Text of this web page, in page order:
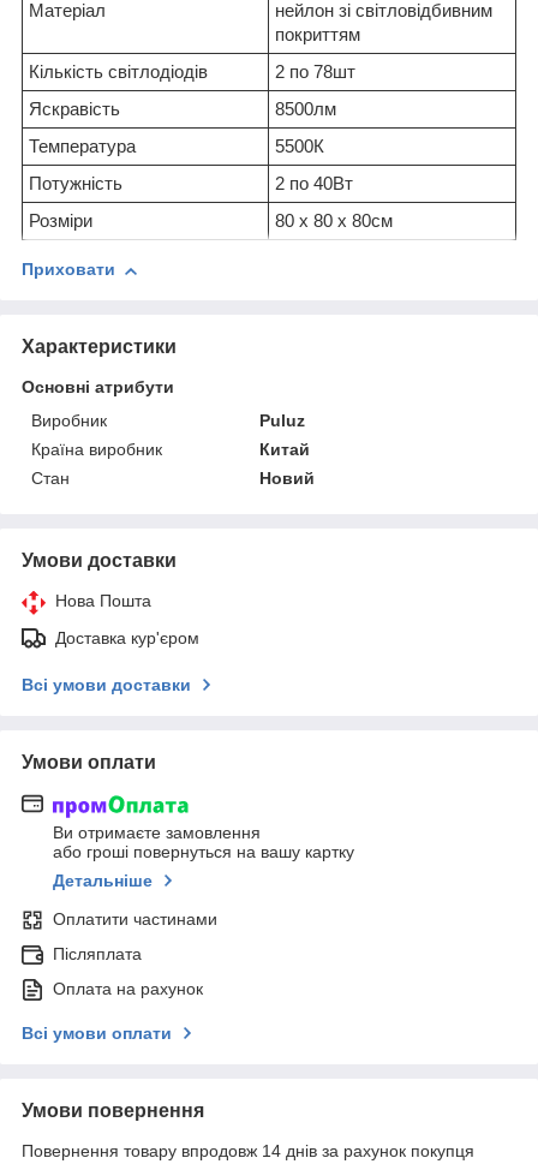
Матеріал
нейлон зі світловідбивним
покриттям
Кількість світлодіодів
2 по 78шт
Яскравість
8500лм
Температура
5500К
Потужність
2 по 40Вт
Розміри
80 х 80 х 80см
Приховати
Характеристики
Основні атрибути
Виробник
Puluz
Країна виробник
Китай
Стан
Новий
Умови доставки
Нова Пошта
Доставка кур'єром
Всі умови доставки
Умови оплати
Ви отримаєте замовлення
або гроші повернуться на вашу картку
Детальніше
Оплатити частинами
Післяплата
Оплата на рахунок
Всі умови оплати
Умови повернення
Повернення товару впродовж 14 днів за рахунок покупця